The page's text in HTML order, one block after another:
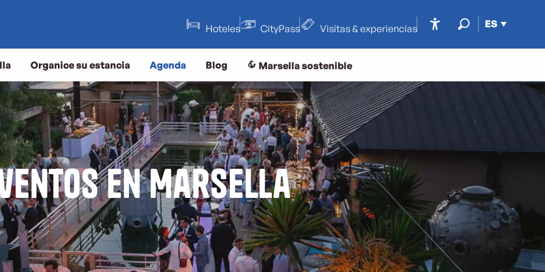
ES
Hoteles CityPass Visitas & experiencias
Organice su estancia Agenda Blog Marsella sostenible
en Marsella